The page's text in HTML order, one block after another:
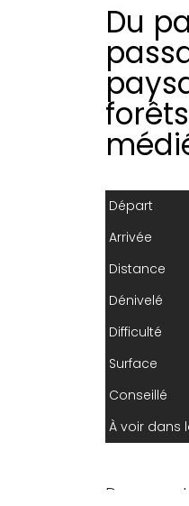
Du
Départ
Arrivée
Distance
Dénivelé
Difficulté
Surface
Conseillé
À voir dans
Du parc